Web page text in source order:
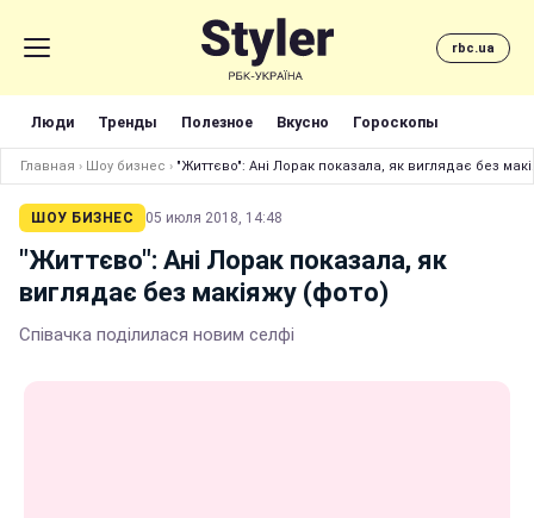
rbc.ua
Люди Тренды Полезное Вкусно Гороскопы
Главная › Шоу бизнес › "Життєво": Ані Лорак показала, як виглядає без
ШОУ БИЗНЕС 05 июля 2018, 14:48
"Життєво": Ані Лорак показала, як
виглядає без макіяжу (фото)
Співачка поділилася новим селфі